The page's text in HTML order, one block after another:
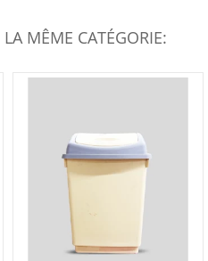
MÊME CATÉGORIE: